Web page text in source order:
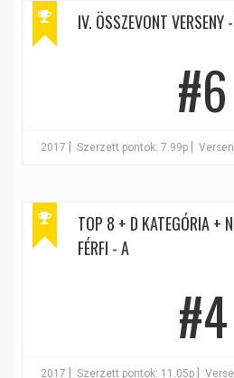
IV. ÖSSZEVONT VERSENY
#6
2017 Szerzett pontok: 7.99p
TOP 8 + D KATEGÓRIA +
FÉRFI - A
#4
2017 Szerzett pontok: 11.05p